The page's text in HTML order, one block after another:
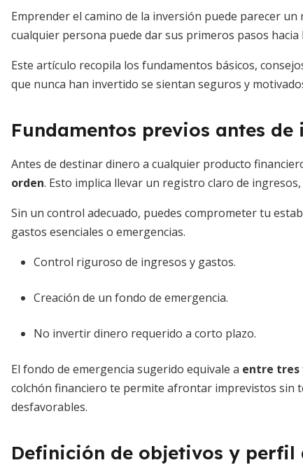
Emprender el camino de la inversión puede parecer
cualquier persona puede dar sus primeros pasos
Este artículo recopila los fundamentos básicos,
que nunca han invertido se sientan seguros y
Fundamentos previos antes
Antes de destinar dinero a cualquier producto
orden. Esto implica llevar un registro claro de
Sin un control adecuado, puedes comprometer tu
gastos esenciales o emergencias.
Control riguroso de ingresos y gastos.
Creación de un fondo de emergencia.
No invertir dinero requerido a corto plazo.
El fondo de emergencia sugerido equivale a entre tres
colchón financiero te permite afrontar imprevistos sin
desfavorables.
Definición de objetivos y perfil